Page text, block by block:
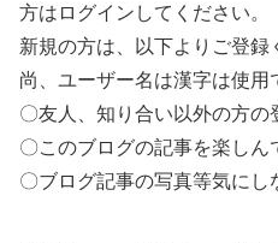
方はログインしてください。
新規の方は、以下よりご登録
尚、ユーザー名は漢字は使用
〇友人、知り合い以外の方の
〇このブログの記事を楽しん
〇ブログ記事の写真等気にし